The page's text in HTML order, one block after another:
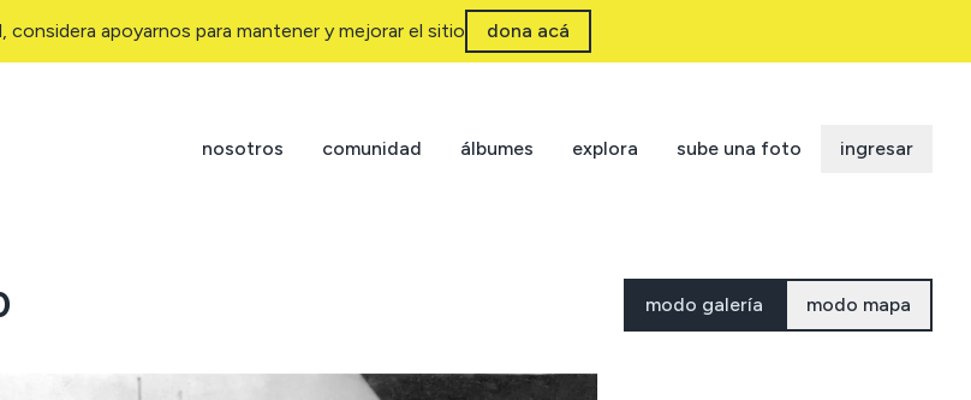
apoyarnos para mantener y mejorar el sitio dona acá
nosotros comunidad álbumes explora sube una foto ingresar
modo galería modo mapa